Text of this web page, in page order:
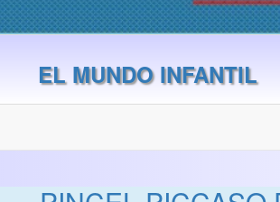
EL MUNDO INFANTIL